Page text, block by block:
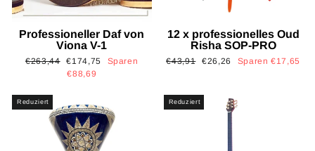
Professioneller Daf von
Viona V-1
Normaler
€263,44 Sonderpreis
€174,75
Sparen
€88,69
12 x professionelles Oud
Risha SOP-PRO
Normaler
€43,91 Sonderpreis
€26,26 Sparen €17,65
Reduziert Reduziert